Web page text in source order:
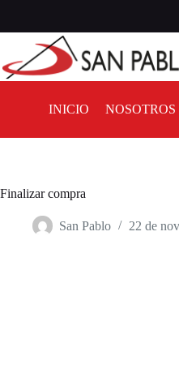
INICIO NOSOTROS
Finalizar compra
San Pablo 22 de